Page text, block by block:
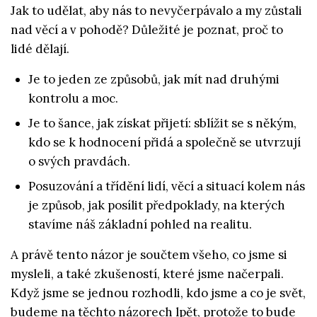
Jak to udělat, aby nás to nevyčerpávalo a my zůstali
nad věcí a v pohodě? Důležité je poznat, proč to
lidé dělají.
Je to jeden ze způsobů, jak mít nad druhými
kontrolu a moc.
Je to šance, jak získat přijetí: sblížit se s někým,
kdo se k hodnocení přidá a společně se utvrzují
o svých pravdách.
Posuzování a třídění lidí, věcí a situací kolem nás
je způsob, jak posílit předpoklady, na kterých
stavíme náš základní pohled na realitu.
A právě tento názor je součtem všeho, co jsme si
mysleli, a také zkušeností, které jsme načerpali.
Když jsme se jednou rozhodli, kdo jsme a co je svět,
budeme na těchto názorech lpět, protože to bude